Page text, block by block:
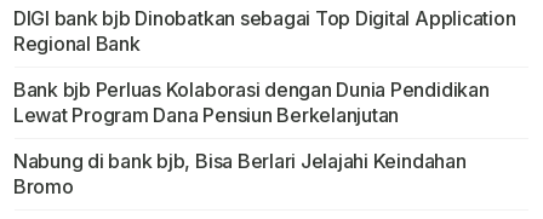
DIGI bank bjb Dinobatkan sebagai Top Digital Application
Regional Bank
Bank bjb Perluas Kolaborasi dengan Dunia Pendidikan
Lewat Program Dana Pensiun Berkelanjutan
Nabung di bank bjb, Bisa Berlari Jelajahi Keindahan
Bromo